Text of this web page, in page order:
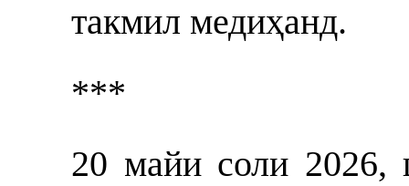
такмил медиҳанд.
***
20 майи соли 2026,